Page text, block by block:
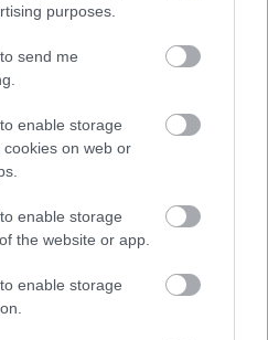
purposes.
send me
enable storage
on web or
enable storage
the website or app.
enable storage